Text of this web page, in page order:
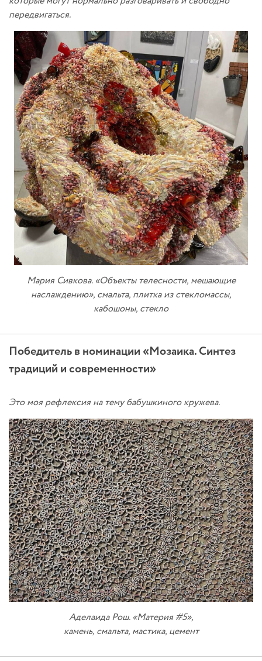
Мария Сивкова. «Объекты телесности, мешающие
наслаждению», смальта, плитка из стекломассы,
кабошоны, стекло
передвигаться.
Победитель в номинации «Мозаика. Синтез
традиций и современности»
Это моя рефлексия на тему бабушкиного кружева.
Аделаида Рош. «Материя #5»,
камень, смальта, мастика, цемент